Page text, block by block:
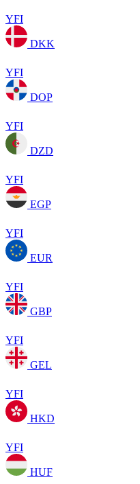
YFI
DKK
YFI
DOP
YFI
DZD
YFI
EGP
YFI
EUR
YFI
GBP
YFI
GEL
YFI
HKD
YFI
HUF